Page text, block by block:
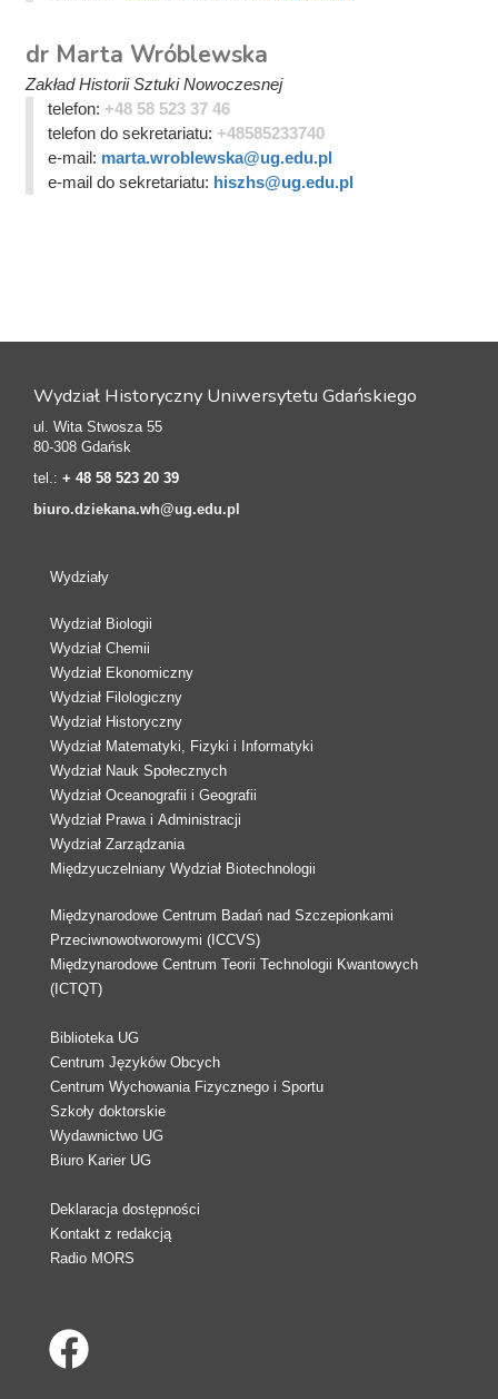
dr Marta Wróblewska
Zakład Historii Sztuki Nowoczesnej
telefon: +48 58 523 37 46
telefon do sekretariatu: +48585233740
e-mail: marta.wroblewska@ug.edu.pl
e-mail do sekretariatu: hiszhs@ug.edu.pl
Wydział Historyczny Uniwersytetu Gdańskiego
ul. Wita Stwosza 55
80-308 Gdańsk
tel.: + 48 58 523 20 39
biuro.dziekana.wh@ug.edu.pl
Wydziały
Wydział Biologii
Wydział Chemii
Wydział Ekonomiczny
Wydział Filologiczny
Wydział Historyczny
Wydział Matematyki, Fizyki i Informatyki
Wydział Nauk Społecznych
Wydział Oceanografii i Geografii
Wydział Prawa i Administracji
Wydział Zarządzania
Międzyuczelniany Wydział Biotechnologii
Międzynarodowe Centrum Badań nad Szczepionkami
Przeciwnowotworowymi (ICCVS)
Międzynarodowe Centrum Teorii Technologii Kwantowych
(ICTQT)
Biblioteka UG
Centrum Języków Obcych
Centrum Wychowania Fizycznego i Sportu
Szkoły doktorskie
Wydawnictwo UG
Biuro Karier UG
Deklaracja dostępności
Kontakt z redakcją
Radio MORS